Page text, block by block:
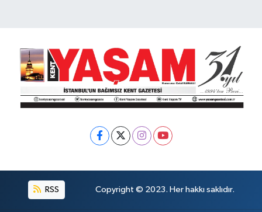
RSS Copyright © 2023. Her hakkı saklıdır.